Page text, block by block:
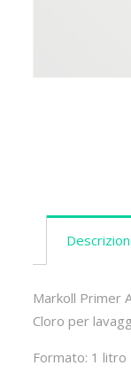
Markoll Primer
Cloro per
Formato: 1 litro